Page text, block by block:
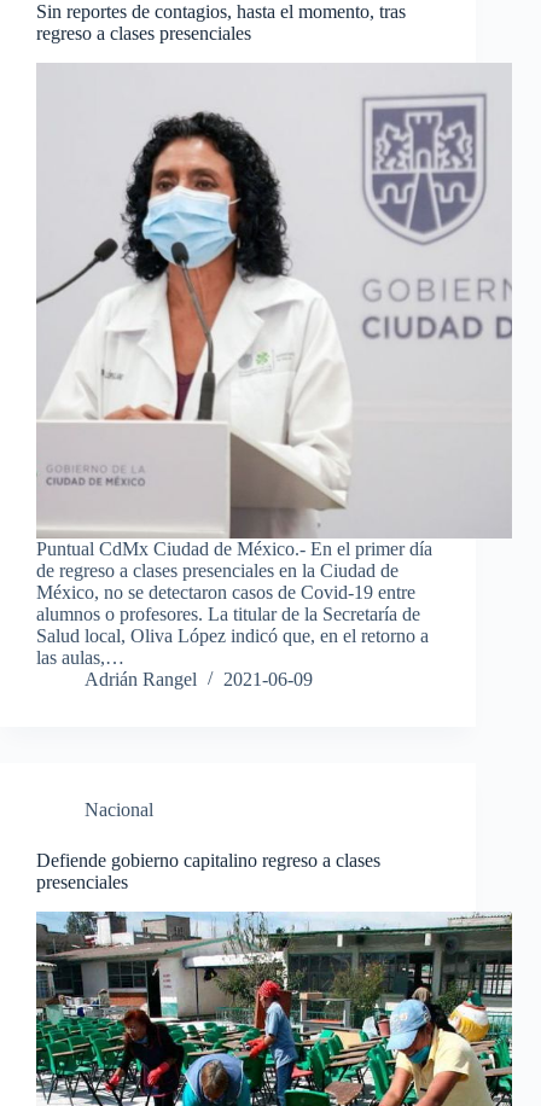
Sin reportes de contagios, hasta el momento, tras
regreso a clases presenciales
Puntual CdMx Ciudad de México.- En el primer día
de regreso a clases presenciales en la Ciudad de
México, no se detectaron casos de Covid-19 entre
alumnos o profesores. La titular de la Secretaría de
Salud local, Oliva López indicó que, en el retorno a
las aulas,…
Adrián Rangel
2021-06-09
Nacional
Defiende gobierno capitalino regreso a clases
presenciales